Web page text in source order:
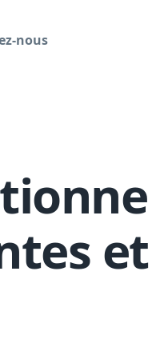
nous
et